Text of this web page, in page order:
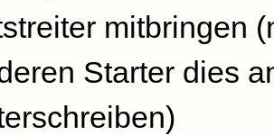
mitbringen
Starter dies